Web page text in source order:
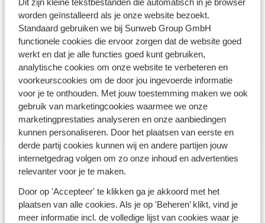
worden geïnstalleerd als je onze website bezoekt.
Standaard gebruiken we bij Sunweb Group GmbH
functionele cookies die ervoor zorgen dat de website goed
werkt en dat je alle functies goed kunt gebruiken,
analytische cookies om onze website te verbeteren en
voorkeurscookies om de door jou ingevoerde informatie
voor je te onthouden. Met jouw toestemming maken we ook
gebruik van marketingcookies waarmee we onze
marketingprestaties analyseren en onze aanbiedingen
kunnen personaliseren. Door het plaatsen van eerste en
derde partij cookies kunnen wij en andere partijen jouw
internetgedrag volgen om zo onze inhoud en advertenties
relevanter voor je te maken.
Door op 'Accepteer' te klikken ga je akkoord met het
plaatsen van alle cookies. Als je op 'Beheren’ klikt, vind je
meer informatie incl. de volledige lijst van cookies waar je
Nooit gedacht, toch gedaan met
Sunweb
Vertrek vanaf Brussels
Airport
Boek jouw last minute
zonvakantie
Winterzonvakanties
Nu tot €250
vroegboekkorting p.p.